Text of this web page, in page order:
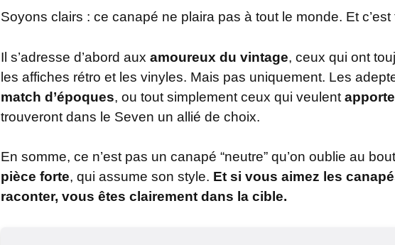
Soyons clairs : ce canapé ne plaira pas à tout le monde. Et c’est
Il s’adresse d’abord aux amoureux du vintage, ceux qui ont
les affiches rétro et les vinyles. Mais pas uniquement. Les
match d’époques, ou tout simplement ceux qui veulent
trouveront dans le Seven un allié de choix.
En somme, ce n’est pas un canapé “neutre” qu’on oublie au
pièce forte, qui assume son style. Et si vous aimez les
raconter, vous êtes clairement dans la cible.